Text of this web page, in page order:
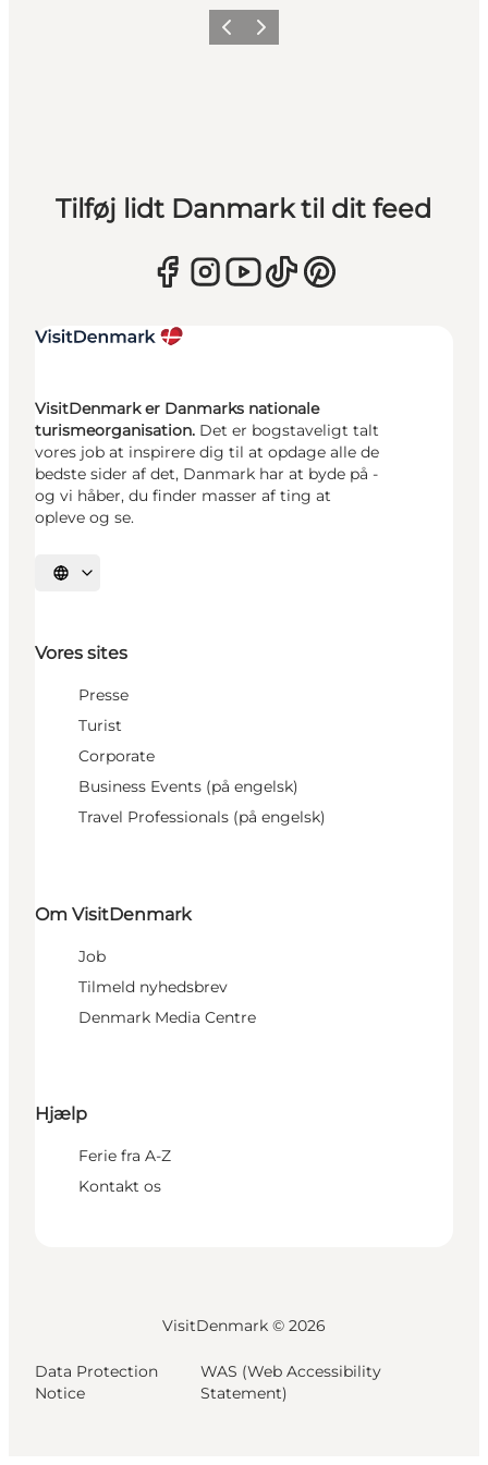
ForrigeNæste
Tilføj lidt Danmark til dit feed
VisitDenmark er Danmarks nationale
turismeorganisation. Det er bogstaveligt talt
vores job at inspirere dig til at opdage alle de
bedste sider af det, Danmark har at byde på -
og vi håber, du finder masser af ting at
opleve og se.
Vælg sprog
Vores sites
Presse
Turist
Corporate
Business Events (på engelsk)
Travel Professionals (på engelsk)
Om VisitDenmark
Job
Tilmeld nyhedsbrev
Denmark Media Centre
Hjælp
Ferie fra A-Z
Kontakt os
VisitDenmark © 2026
Data Protection
Notice
WAS (Web Accessibility
Statement)